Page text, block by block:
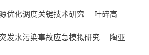
优化调度关键技术研究 叶碎高
发水污染事故应急模拟研究 陶亚